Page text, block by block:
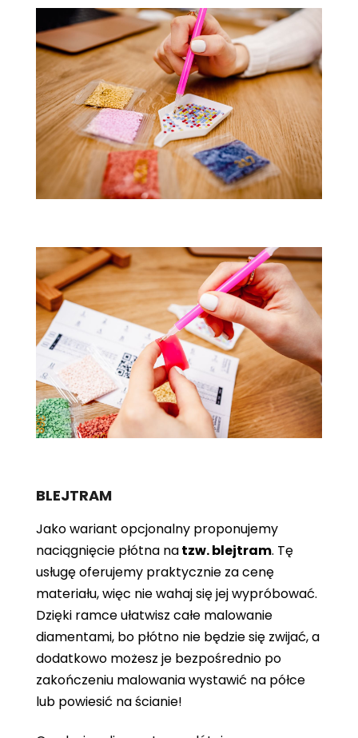
BLEJTRAM
Jako wariant opcjonalny proponujemy
naciągnięcie płótna natzw. blejtram. Tę
usługę oferujemy praktycznie za cenę
materiału, więc nie wahaj się jej wypróbować.
Dzięki ramce ułatwisz całe malowanie
diamentami, bo płótno nie będzie się zwijać, a
dodatkowo możesz je bezpośrednio po
zakończeniu malowania wystawić na półce
lub powiesić na ścianie!